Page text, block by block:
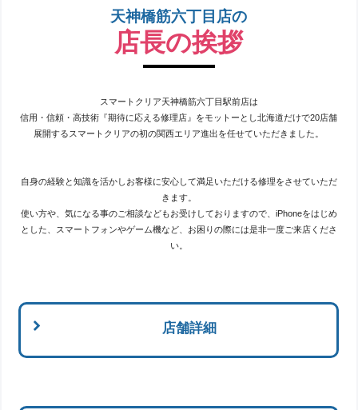
天神橋筋六丁目店の
店長の挨拶
スマートクリア天神橋筋六丁目駅前店は
信用・信頼・高技術『期待に応える修理店』をモットーとし北海道だけで20店舗
展開するスマートクリアの初の関西エリア進出を任せていただきました。
自身の経験と知識を活かしお客様に安心して満足いただける修理をさせていただ
きます。
使い方や、気になる事のご相談などもお受けしておりますので、iPhoneをはじめ
とした、スマートフォンやゲーム機など、お困りの際には是非一度ご来店くださ
い。
店舗詳細